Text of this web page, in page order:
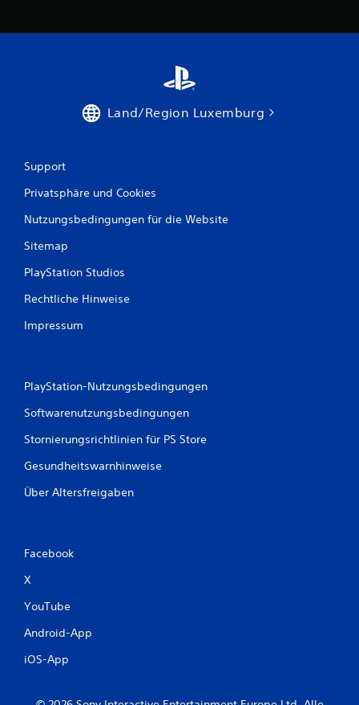
Land/Region Luxemburg
Support
Privatsphäre und Cookies
Nutzungsbedingungen für die Website
Sitemap
PlayStation Studios
Rechtliche Hinweise
Impressum
PlayStation-Nutzungsbedingungen
Softwarenutzungsbedingungen
Stornierungsrichtlinien für PS Store
Gesundheitswarnhinweise
Über Altersfreigaben
Facebook
X
YouTube
Android-App
iOS-App